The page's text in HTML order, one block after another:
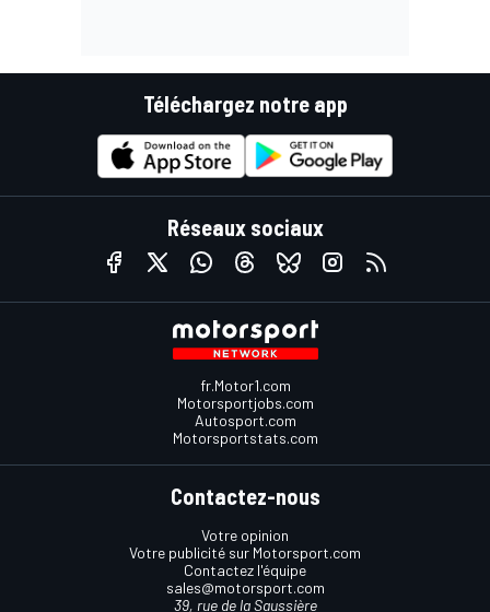
Téléchargez notre app
Réseaux sociaux
fr.Motor1.com
Motorsportjobs.com
Autosport.com
Motorsportstats.com
Contactez-nous
Votre opinion
Votre publicité sur Motorsport.com
Contactez l'équipe
sales@motorsport.com
39, rue de la Saussière